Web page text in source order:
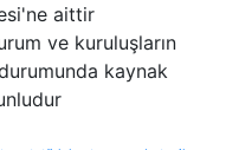
aittir
ve kuruluşların
kaynak